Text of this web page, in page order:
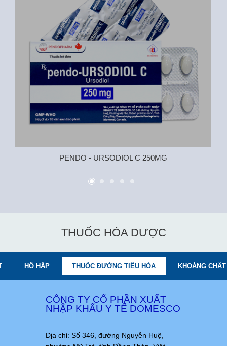
PENDO - URSODIOL C 250MG
THUỐC HÓA DƯỢC
HÔ HẤP THUỐC ĐƯỜNG TIÊU HÓA KHOÁNG
CÔNG TY CỔ PHẦN XUẤT
NHẬP KHẨU Y TẾ DOMESCO
Địa chỉ: Số 346, đường Nguyễn Huệ,